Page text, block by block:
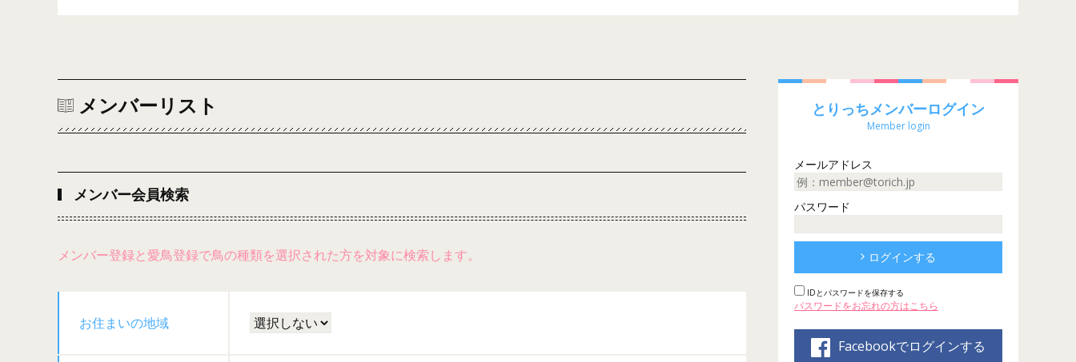
メンバーリスト
メンバー会員検索
メンバー登録と愛鳥登録で鳥の種類を選択された方を対象に検索します。
お住まいの地域
とりっちメンバーログイン
Member login
メールアドレス
パスワード
ログインする
IDとパスワードを保存する
パスワードをお忘れの方はこちら
Facebookでログインする